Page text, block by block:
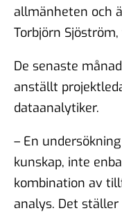
allmänheten och
Torbjörn
De senaste
anställt
dataanalytiker.
– En
kunskap, inte
kombination av
analys. Det ställer